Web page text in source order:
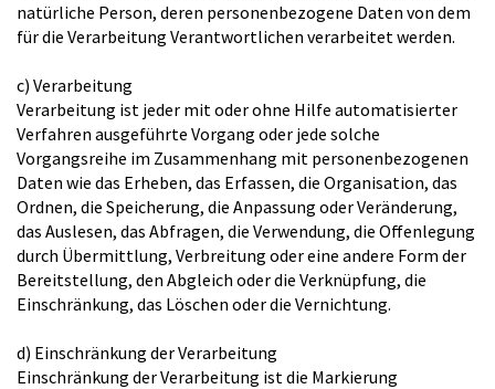
natürliche Person, deren personenbezogene Daten von dem
für die Verarbeitung Verantwortlichen verarbeitet werden.
c) Verarbeitung
Verarbeitung ist jeder mit oder ohne Hilfe automatisierter
Verfahren ausgeführte Vorgang oder jede solche
Vorgangsreihe im Zusammenhang mit personenbezogenen
Daten wie das Erheben, das Erfassen, die Organisation, das
Ordnen, die Speicherung, die Anpassung oder Veränderung,
das Auslesen, das Abfragen, die Verwendung, die Offenlegung
durch Übermittlung, Verbreitung oder eine andere Form der
Bereitstellung, den Abgleich oder die Verknüpfung, die
Einschränkung, das Löschen oder die Vernichtung.
d) Einschränkung der Verarbeitung
Einschränkung der Verarbeitung ist die Markierung